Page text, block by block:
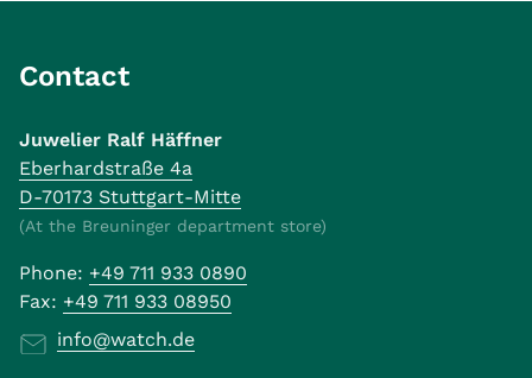
Contact
Juwelier Ralf Häffner
Eberhardstraße 4a
D-70173 Stuttgart-Mitte
(At the Breuninger department store)
Phone: +49 711 933 0890
Fax: +49 711 933 08950
info@watch.de